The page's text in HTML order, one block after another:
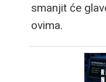
smanjit će
ovima.